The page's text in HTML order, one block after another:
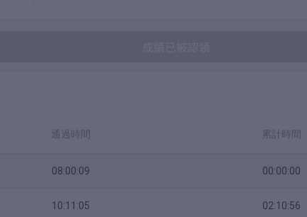
通過時間 累計時間
08:00:09 00:00:00
10:11:05 02:10:56